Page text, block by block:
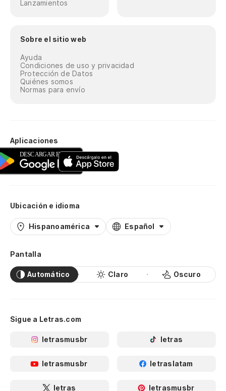
Lanzamientos
Sobre el sitio web
Ayuda
Condiciones de uso y privacidad
Protección de Datos
Quiénes somos
Normas para envío
Aplicaciones
Ubicación e idioma
Hispanoamérica Español
Pantalla
Automático Claro Oscuro
Sigue a Letras.com
letrasmusbr letras
letrasmusbr letraslatam
letras letrasmusbr